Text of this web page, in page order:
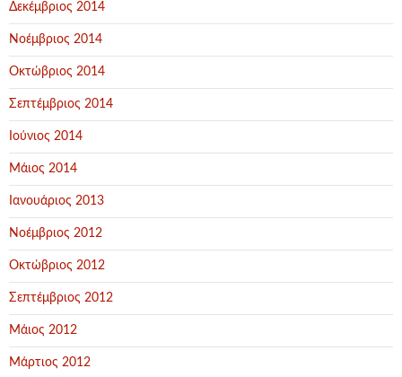
Δεκέμβριος 2014
Νοέμβριος 2014
Οκτώβριος 2014
Σεπτέμβριος 2014
Ιούνιος 2014
Μάιος 2014
Ιανουάριος 2013
Νοέμβριος 2012
Οκτώβριος 2012
Σεπτέμβριος 2012
Μάιος 2012
Μάρτιος 2012